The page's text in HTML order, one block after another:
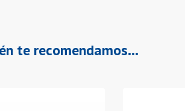
te recomendamos…